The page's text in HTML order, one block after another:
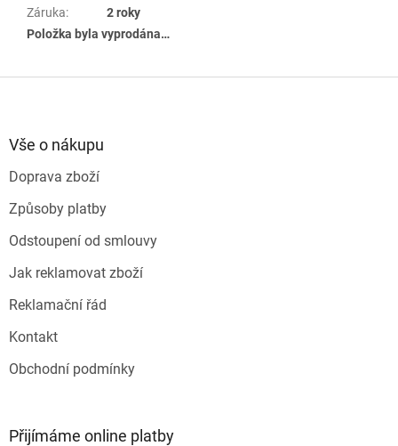
Záruka:
2 roky
Položka byla vyprodána…
Vše o nákupu
Doprava zboží
Způsoby platby
Odstoupení od smlouvy
Jak reklamovat zboží
Reklamační řád
Kontakt
Obchodní podmínky
Přijímáme online platby